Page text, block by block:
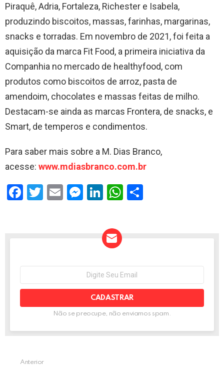
Piraquê, Adria, Fortaleza, Richester e Isabela,
produzindo biscoitos, massas, farinhas, margarinas,
snacks e torradas. Em novembro de 2021, foi feita a
aquisição da marca Fit Food, a primeira iniciativa da
Companhia no mercado de healthyfood, com
produtos como biscoitos de arroz, pasta de
amendoim, chocolates e massas feitas de milho.
Destacam-se ainda as marcas Frontera, de snacks, e
Smart, de temperos e condimentos.
Para saber mais sobre a M. Dias Branco,
acesse: www.mdiasbranco.com.br
F
o
k
T
E
M
er
Li
ke
dI
W
p
p
NEWSLETTER
mail:
Não se preocupe, não enviamos spam.
Anterior